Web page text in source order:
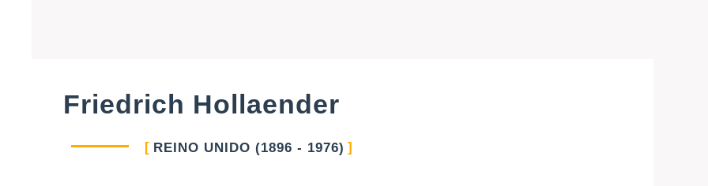
Friedrich Hollaender
REINO UNIDO (1896 - 1976)